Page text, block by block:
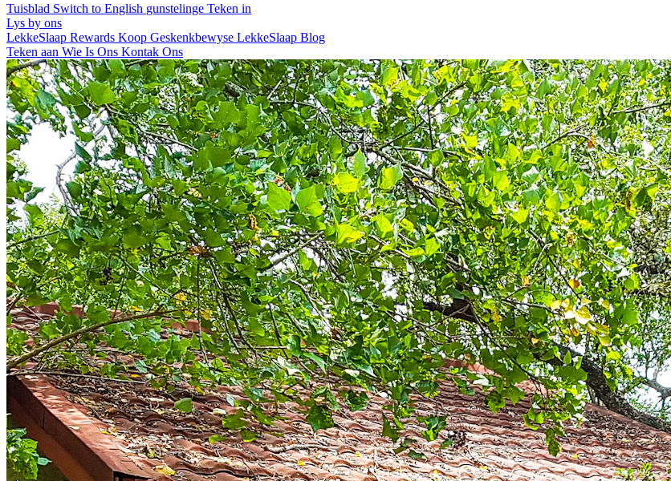
Tuisblad Switch to English gunstelinge Teken in
Lys by ons
LekkeSlaap Rewards Koop Geskenkbewyse LekkeSlaap Blog
Teken aan Wie Is Ons Kontak Ons